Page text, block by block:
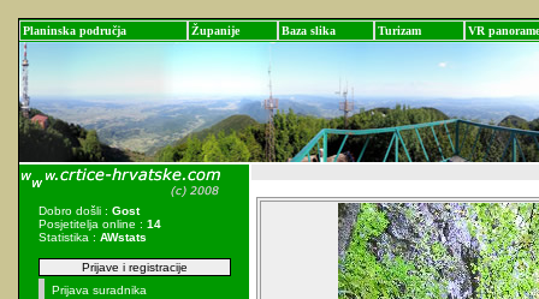
Planinska područja Županije Baza slika Turizam VR panorame
Dobro došli : Gost
Posjetitelja online : 14
Statistika : AWstats
Prijave i registracije
Prijava suradnika